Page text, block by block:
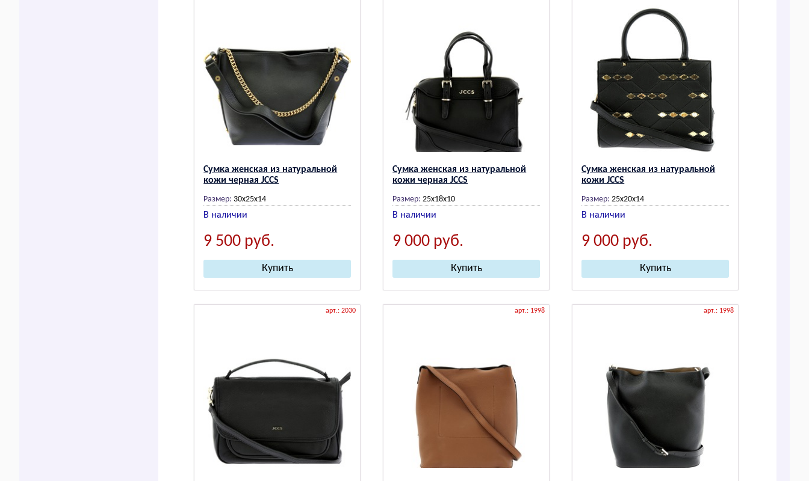
Сумка женская из натуральной
кожи черная JCCS
Размер: 30x25x14
В наличии
9 500 руб.
Сумка женская из натуральной
кожи черная JCCS
Размер: 25x18x10
В наличии
9 000 руб.
Сумка женская из натуральной
кожи JCCS
Размер: 25x20x14
В наличии
9 000 руб.
арт.: 2030 арт.: 1998 арт.: 1998